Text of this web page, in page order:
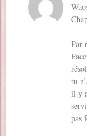
Par
tu
il y
pas